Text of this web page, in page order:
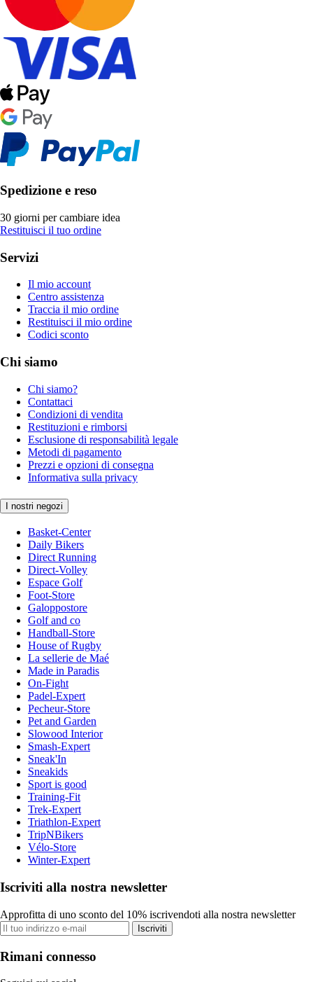
Spedizione e reso
30 giorni per cambiare idea
Restituisci il tuo ordine
Servizi
Il mio account
Centro assistenza
Traccia il mio ordine
Restituisci il mio ordine
Codici sconto
Chi siamo
Chi siamo?
Contattaci
Condizioni di vendita
Restituzioni e rimborsi
Esclusione di responsabilità legale
Metodi di pagamento
Prezzi e opzioni di consegna
Informativa sulla privacy
I nostri negozi
Basket-Center
Daily Bikers
Direct Running
Direct-Volley
Espace Golf
Foot-Store
Galoppostore
Golf and co
Handball-Store
House of Rugby
La sellerie de Maé
Made in Paradis
On-Fight
Padel-Expert
Pecheur-Store
Pet and Garden
Slowood Interior
Smash-Expert
Sneak'In
Sneakids
Sport is good
Training-Fit
Trek-Expert
Triathlon-Expert
TripNBikers
Vélo-Store
Winter-Expert
Iscriviti alla nostra newsletter
Approfitta di uno sconto del 10% iscrivendoti alla nostra newsletter
Iscriviti
Rimani connesso